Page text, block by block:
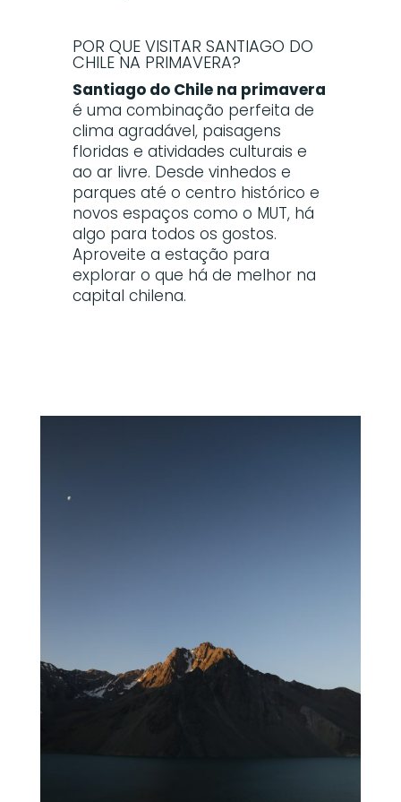
POR QUE VISITAR SANTIAGO DO
CHILE NA PRIMAVERA?
Santiago do Chile na primavera
é uma combinação perfeita de
clima agradável, paisagens
floridas e atividades culturais e
ao ar livre. Desde vinhedos e
parques até o centro histórico e
novos espaços como o MUT, há
algo para todos os gostos.
Aproveite a estação para
explorar o que há de melhor na
capital chilena.